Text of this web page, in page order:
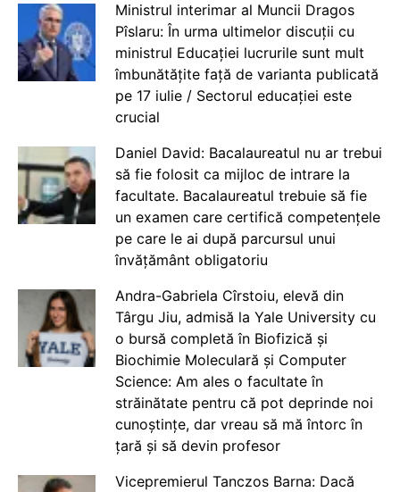
Ministrul interimar al Muncii Dragos
Pîslaru: În urma ultimelor discuții cu
ministrul Educației lucrurile sunt mult
îmbunătățite față de varianta publicată
pe 17 iulie / Sectorul educației este
crucial
Daniel David: Bacalaureatul nu ar trebui
să fie folosit ca mijloc de intrare la
facultate. Bacalaureatul trebuie să fie
un examen care certifică competențele
pe care le ai după parcursul unui
învățământ obligatoriu
Andra-Gabriela Cîrstoiu, elevă din
Târgu Jiu, admisă la Yale University cu
o bursă completă în Biofizică și
Biochimie Moleculară și Computer
Science: Am ales o facultate în
străinătate pentru că pot deprinde noi
cunoștințe, dar vreau să mă întorc în
țară și să devin profesor
Vicepremierul Tanczos Barna: Dacă